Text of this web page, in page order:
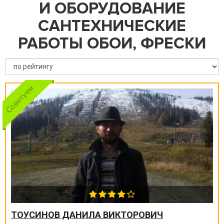
И ОБОРУДОВАНИЕ
САНТЕХНИЧЕСКИЕ
РАБОТЫ ОБОИ, ФРЕСКИ
ТОУСИНОВ ДАНИЛА ВИКТОРОВИЧ